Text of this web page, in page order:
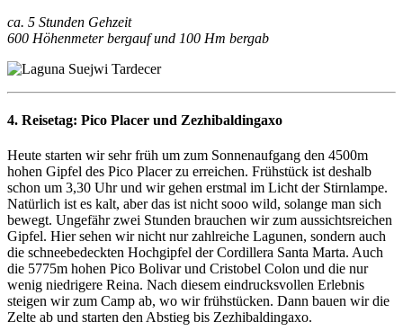
ca. 5 Stunden Gehzeit
600 Höhenmeter bergauf und 100 Hm bergab
4. Reisetag: Pico Placer und Zezhibaldingaxo
Heute starten wir sehr früh um zum Sonnenaufgang den 4500m
hohen Gipfel des Pico Placer zu erreichen. Frühstück ist deshalb
schon um 3,30 Uhr und wir gehen erstmal im Licht der Stirnlampe.
Natürlich ist es kalt, aber das ist nicht sooo wild, solange man sich
bewegt. Ungefähr zwei Stunden brauchen wir zum aussichtsreichen
Gipfel. Hier sehen wir nicht nur zahlreiche Lagunen, sondern auch
die schneebedeckten Hochgipfel der Cordillera Santa Marta. Auch
die 5775m hohen Pico Bolivar und Cristobel Colon und die nur
wenig niedrigere Reina. Nach diesem eindrucksvollen Erlebnis
steigen wir zum Camp ab, wo wir frühstücken. Dann bauen wir die
Zelte ab und starten den Abstieg bis Zezhibaldingaxo.